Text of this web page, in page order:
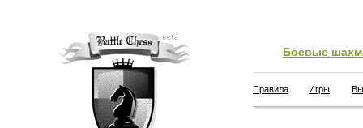
Боевые
Правила Игры